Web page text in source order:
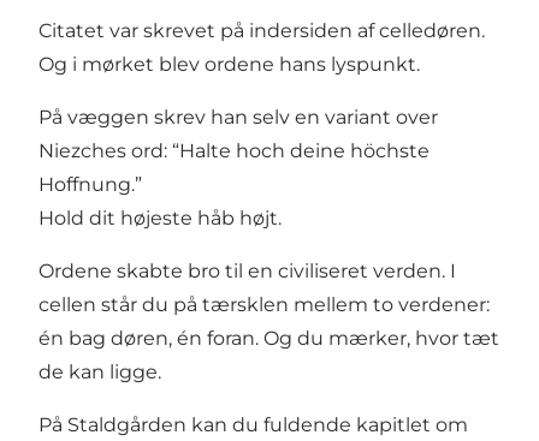
Citatet var skrevet på indersiden af celledøren.
Og i mørket blev ordene hans lyspunkt.
På væggen skrev han selv en variant over
Niezches ord: “Halte hoch deine höchste
Hoffnung.”
Hold dit højeste håb højt.
Ordene skabte bro til en civiliseret verden. I
cellen står du på tærsklen mellem to verdener:
én bag døren, én foran. Og du mærker, hvor tæt
de kan ligge.
På Staldgården kan du fuldende kapitlet om